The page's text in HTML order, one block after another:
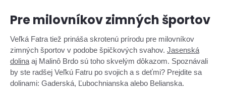
Pre milovníkov zimných športov
Veľká Fatra tiež prináša skrotenú prírodu pre milovníkov
zimných športov v podobe špičkových svahov. Jasenská
dolina aj Malinô Brdo sú toho skvelým dôkazom. Spoznávali
by ste radšej Veľkú Fatru po svojich a s deťmi? Prejdite sa
dolinami: Gaderská, Ľubochnianska alebo Belianska.